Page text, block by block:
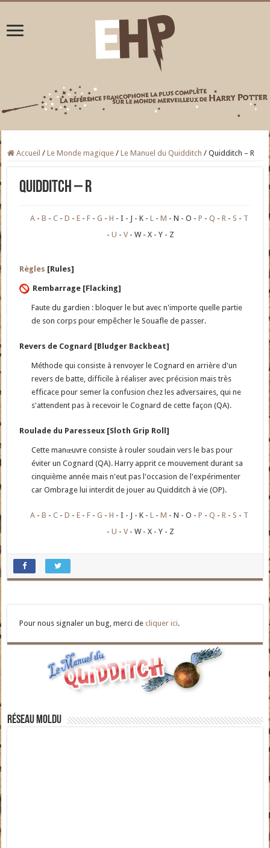
Accueil / Le Monde magique / Le Manuel du Quidditch / Quidditch – R
Quidditch – R
A B C D E F G H I J K L M N O P Q R S
T
U
V W X Y Z
Règles [Rules]
Rembarrage [Flacking]
Faute du gardien : bloquer le but avec n'importe quelle partie
de son corps pour empêcher le Souafle de passer.
Revers de Cognard [Bludger Backbeat]
Méthode qui consiste à renvoyer le Cognard en arrière d'un
revers de batte, difficile à réaliser avec précision mais très
efficace pour semer la confusion chez les adversaires, qui ne
s'attendent pas à recevoir le Cognard de cette façon (QA).
Roulade du Paresseux [Sloth Grip Roll]
Cette manœuvre consiste à rouler soudain vers le bas pour
éviter un Cognard (QA). Harry apprit ce mouvement durant sa
cinquième année mais n'eut pas l'occasion de l'expérimenter
car Ombrage lui interdit de jouer au Quidditch à vie (OP).
A B C D E F G H I J K L M N O P Q R S
T
U
V W X Y Z
Pour nous signaler un bug, merci decliquer ici.
Réseau moldu